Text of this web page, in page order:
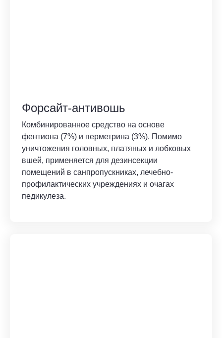
Форсайт-антивошь
Комбинированное средство на основе
фентиона (7%) и перметрина (3%). Помимо
уничтожения головных, платяных и лобковых
вшей, применяется для дезинсекции
помещений в санпропускниках, лечебно-
профилактических учреждениях и очагах
педикулеза.